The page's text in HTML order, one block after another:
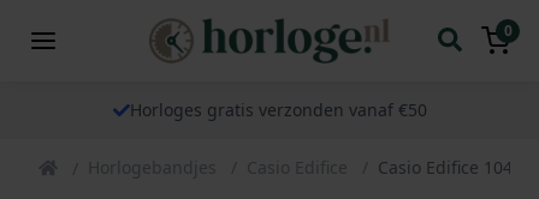
0
Horloges gratis verzonden vanaf €50
Horlogebandjes Casio Edifice Casio Edifice